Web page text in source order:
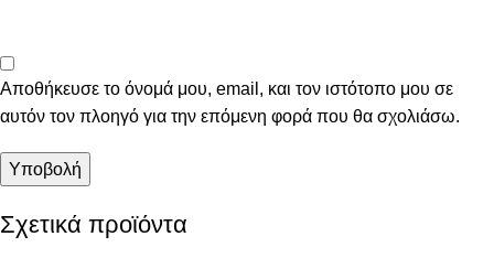
Αποθήκευσε το όνομά μου, email, και τον ιστότοπο μου σε
αυτόν τον πλοηγό για την επόμενη φορά που θα σχολιάσω.
Σχετικά προϊόντα